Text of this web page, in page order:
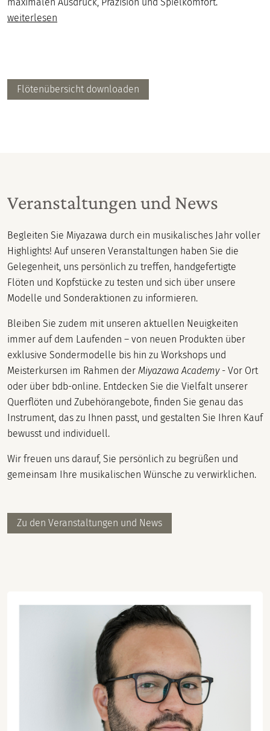
weiterlesen
Flötenübersicht downloaden
Veranstaltungen und News
Begleiten Sie Miyazawa durch ein musikalisches Jahr voller
Highlights! Auf unseren Veranstaltungen haben Sie die
Gelegenheit, uns persönlich zu treffen, handgefertigte
Flöten und Kopfstücke zu testen und sich über unsere
Modelle und Sonderaktionen zu informieren.
Bleiben Sie zudem mit unseren aktuellen Neuigkeiten
immer auf dem Laufenden – von neuen Produkten über
exklusive Sondermodelle bis hin zu Workshops und
Meisterkursen im Rahmen der Miyazawa Academy- Vor Ort
oder über bdb-online. Entdecken Sie die Vielfalt unserer
Querflöten und Zubehörangebote, finden Sie genau das
Instrument, das zu Ihnen passt, und gestalten Sie Ihren Kauf
bewusst und individuell.
Wir freuen uns darauf, Sie persönlich zu begrüßen und
gemeinsam Ihre musikalischen Wünsche zu verwirklichen.
Zu den Veranstaltungen und News